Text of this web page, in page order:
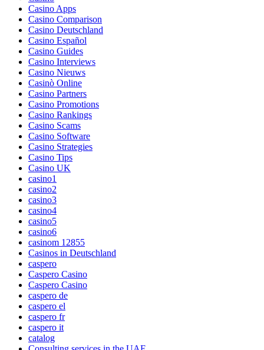
Casino Apps
Casino Comparison
Casino Deutschland
Casino Español
Casino Guides
Casino Interviews
Casino Nieuws
Casinò Online
Casino Partners
Casino Promotions
Casino Rankings
Casino Scams
Casino Software
Casino Strategies
Casino Tips
Casino UK
casino1
casino2
casino3
casino4
casino5
casino6
casinom 12855
Casinos in Deutschland
caspero
Caspero Casino
Caspero Casino
caspero de
caspero el
caspero fr
caspero it
catalog